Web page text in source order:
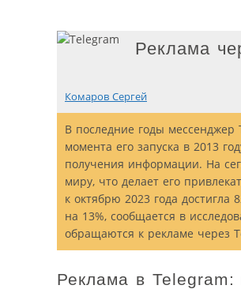
Реклама
Комаров Сергей
В последние годы
момента его запуска в 2013
получения информации. На
миру, что делает его
к октябрю 2023 года достигла
на 13%, сообщается в
обращаются к рекламе через
Реклама в Telegram: